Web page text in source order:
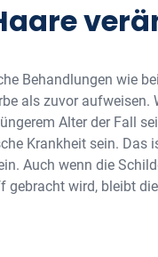
Behandlungen wie
als zuvor
Alter der Fall
Krankheit sein. Das
Auch wenn die
gebracht wird, bleibt